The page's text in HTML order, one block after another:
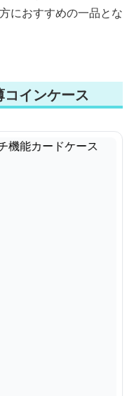
におすすめの一品とな
インケース